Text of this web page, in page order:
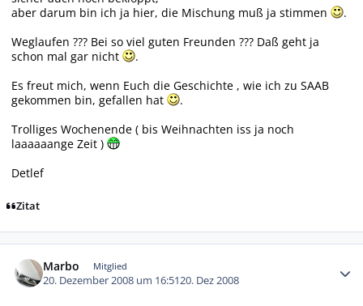
aber darum bin ich ja hier, die Mischung muß ja stimmen
.
Weglaufen ??? Bei so viel guten Freunden ??? Daß geht ja
schon mal gar nicht
.
Es freut mich, wenn Euch die Geschichte , wie ich zu SAAB
gekommen bin, gefallen hat
.
Trolliges Wochenende ( bis Weihnachten iss ja noch
laaaaaange Zeit )
Detlef
Zitat
Marbo Mitglied
20. Dezember 2008 um 16:5120. Dez 2008